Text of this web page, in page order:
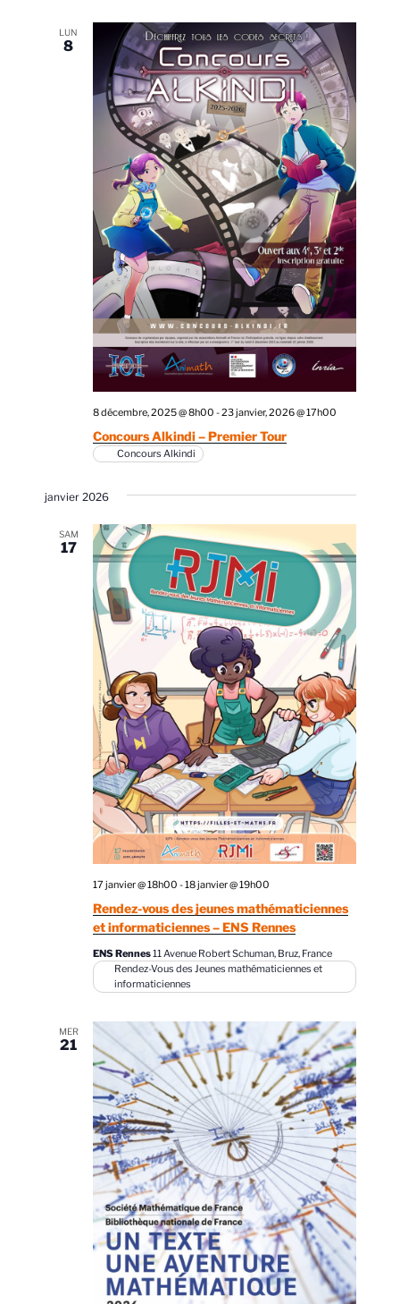
LUN
8
Concours Alkindi – Premier Tour
8 décembre, 2025 @ 8h00 -23 janvier, 2026 @ 17h00
Concours Alkindi
janvier 2026
SAM
17
Rendez-vous des jeunes mathématiciennes
et informaticiennes – ENS Rennes
17 janvier @ 18h00 -18 janvier @ 19h00
ENS Rennes11 Avenue Robert Schuman, Bruz, France
Rendez-Vous des Jeunes mathématiciennes et
informaticiennes
MER
21